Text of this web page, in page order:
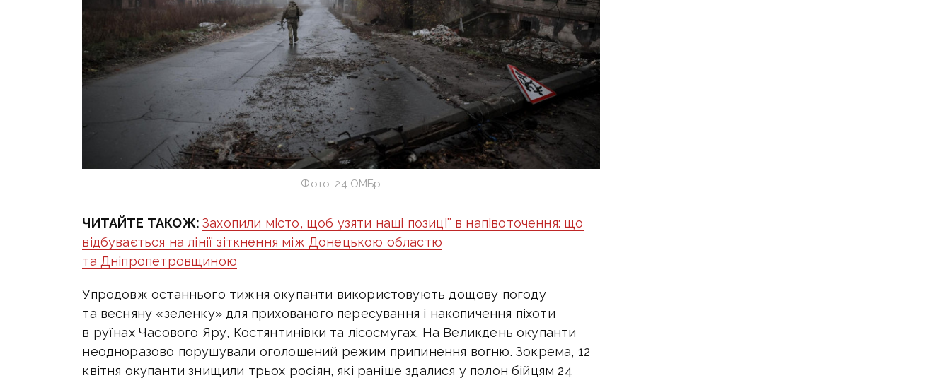
Фото: 24 ОМБр
ЧИТАЙТЕ ТАКОЖ:Захопили місто, щоб узяти наші позиції в напівоточення: що
відбувається на лінії зіткнення між Донецькою областю
та Дніпропетровщиною
Упродовж останнього тижня окупанти використовують дощову погоду
та весняну «зеленку» для прихованого пересування і накопичення піхоти
в руїнах Часового Яру, Костянтинівки та лісосмугах. На Великдень окупанти
неодноразово порушували оголошений режим припинення вогню. Зокрема, 12
квітня окупанти знищили трьох росіян, які раніше здалися у полон бійцям 24